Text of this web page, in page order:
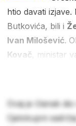
htio davati
Butkovića, bili i
Ivan Milošević.
Kovač , ministar
Ovaj je članak
Cjelokupni